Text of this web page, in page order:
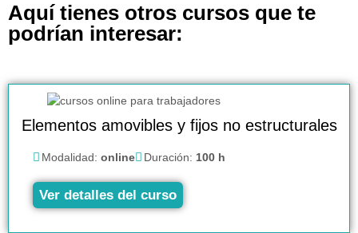
Aquí tienes otros cursos que te
podrían interesar:
Elementos amovibles y fijos no estructurales
Modalidad: online Duración: 100 h
Ver detalles del curso